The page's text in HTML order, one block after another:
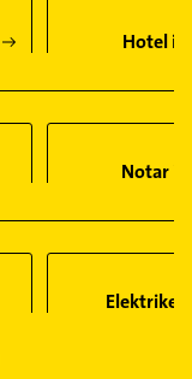
Hotel in
Notar in
Elektriker